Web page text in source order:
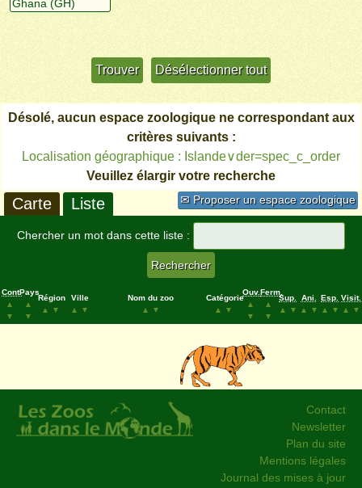
Désolé, aucun espace zoologique ne correspondant aux
critères suivants :
Localisation géographique : Islande∨der=spec_c_order
Veuillez élargir votre recherche
✉ Proposer un espace zoologique
Carte Liste
Chercher un mot dans cette liste :
Cont.
▲
▼
Pays
▲
▼
Région
▲
▼
Ville
▲
▼
Nom du zoo
▲
▼
Catégorie
▲
▼
Ouv.
▲
▼
Ferm.
▲
▼
Sup.
▲
▼
Ani.
▲
▼
Esp.
▲
▼
Visit.
▲
▼
Contact
Newsletter
Plan du site
Mentions légales
Journal des mises à jour